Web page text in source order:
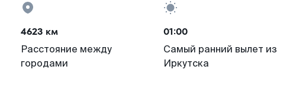
4623 км
Расстояние между
городами
01:00
Самый ранний вылет из
Иркутска